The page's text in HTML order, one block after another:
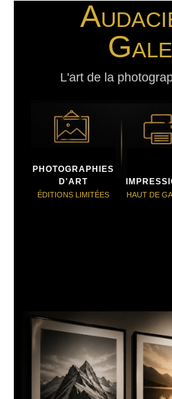
L'art de la
PHOTOGRAPHIES
D'ART
ÉDITIONS LIMITÉES HAUT DE